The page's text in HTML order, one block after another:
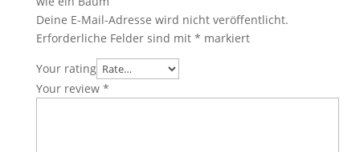
Deine E-Mail-Adresse wird nicht veröffentlicht.
Erforderliche Felder sind mit * markiert
Your rating
Your review *